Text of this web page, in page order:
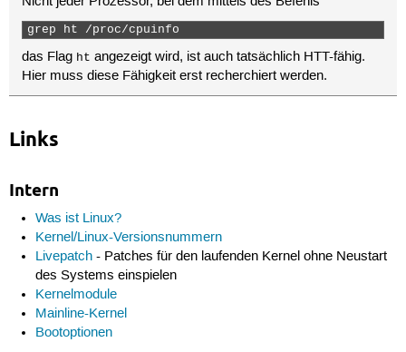
grep ht /proc/cpuinfo
das Flag ht angezeigt wird, ist auch tatsächlich HTT-fähig.
Hier muss diese Fähigkeit erst recherchiert werden.
Links
Intern
Was ist Linux?
Kernel/Linux-Versionsnummern
Livepatch - Patches für den laufenden Kernel ohne Neustart
des Systems einspielen
Kernelmodule
Mainline-Kernel
Bootoptionen